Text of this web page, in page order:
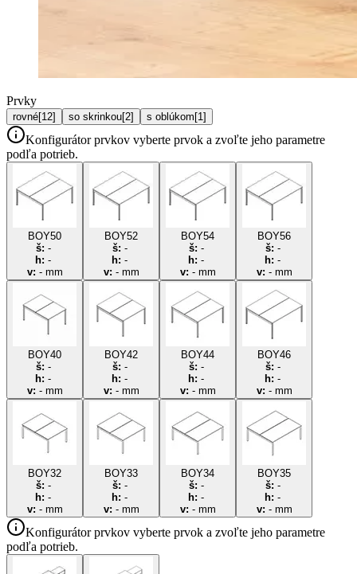
Prvky
rovné[12] so skrinkou[2] s oblúkom [1 ]
Konfigurátor prvkov vyberte prvok a zvoľte jeho parametre
podľa potrieb.
BOY50
š: -
h: -
v: -mm
BOY52
š: -
h: -
v: -mm
BOY54
š: -
h: -
v: -mm
BOY56
š: -
h: -
v: -mm
BOY40
š: -
h: -
v: -mm
BOY42
š: -
h: -
v: -mm
BOY44
š: -
h: -
v: -mm
BOY46
š: -
h: -
v: -mm
BOY32
š: -
h: -
v: -mm
BOY33
š: -
h: -
v: -mm
BOY34
š: -
h: -
v: -mm
BOY35
š: -
h: -
v: -mm
Konfigurátor prvkov vyberte prvok a zvoľte jeho parametre
podľa potrieb.